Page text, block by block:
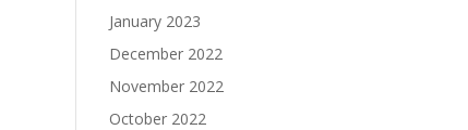
January 2023
December 2022
November 2022
October 2022